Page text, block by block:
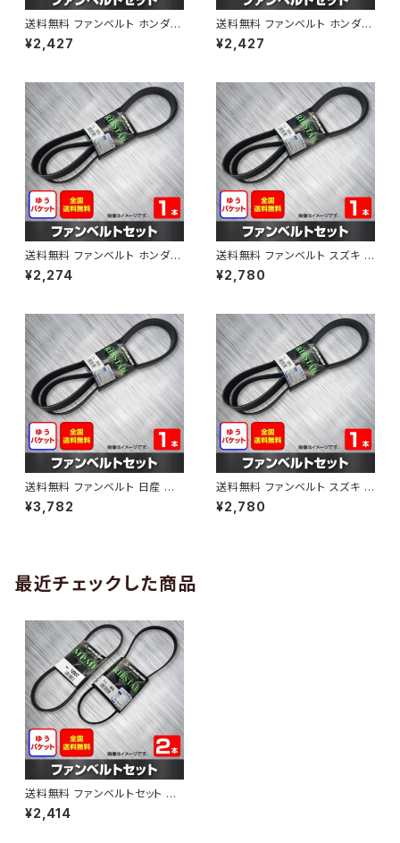
送料無料 ファンベルト ホンダ
ゼスト 型式JE1 H18.03～H24.
11 （国内トップメーカー） 1本 H
¥2,427
送料無料 ファンベルト ホンダ ラ
イフ 型式JB6 H15.09～H20.1
1 （国内トップメーカー） 1本 HA
¥2,427
送料無料 ファンベルト ホンダ フ
ィット 型式GE6 H19.10～H25.
09 （国内トップメーカー） 1本 H
¥2,274
送料無料 ファンベルト スズキ ス
ペーシア 型式MK32S H25.03
～H30.02 （国内トップメーカ
¥2,780
送料無料 ファンベルト 日産 キ
ューブ 型式Z12 H20.11～H24.
10 （国内トップメーカー） 1本 H
¥3,782
送料無料 ファンベルト スズキ ワ
ゴンR 型式MH34S H24.09～
H29.02 （国内トップメーカー）
¥2,780
最近チェックした商品
送料無料 ファンベルトセット ホ
ンダ バモスホビオ 型式HJ2 H1
5.04～ （国内トップメーカー） 2
¥2,414